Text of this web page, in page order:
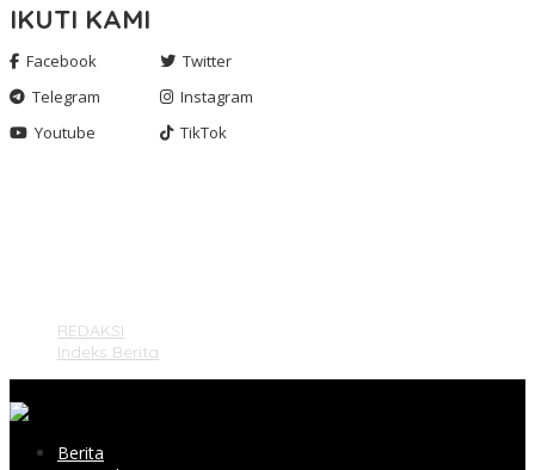
IKUTI KAMI
Facebook
Twitter
Telegram
Instagram
Youtube
TikTok
REDAKSI
Indeks Berita
Berita